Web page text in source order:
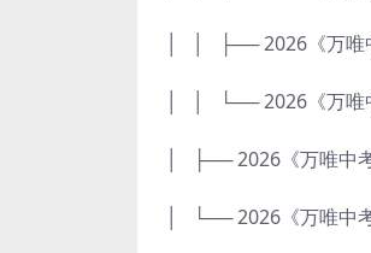
│ │ ├── 2026《万唯
│ │ └── 2026《万唯
│ ├── 2026《万唯中
│ └── 2026《万唯中